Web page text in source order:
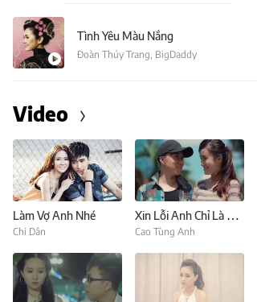
Tình Yêu Màu Nắng
Đoàn Thúy Trang, BigDaddy
Video
Làm Vợ Anh Nhé
Chi Dân
Xin Lỗi Anh Chỉ Là Thằng Bán Kem (Nhường Điều Ước Cho Em)
Cao Tùng Anh